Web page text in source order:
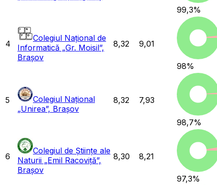
99,3%
4
Colegiul Național de
Informatică „Gr. Moisil”,
Brașov
8,32 9,01
98%
5
Colegiul Național
„Unirea”, Brașov
8,32 7,93
98,7%
6
Colegiul de Științe ale
Naturii „Emil Racoviță”,
Brașov
8,30 8,21
97,3%